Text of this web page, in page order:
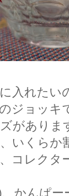
入れた
ジョッキ
がありま
いくらか
コレクタ
かんぱー